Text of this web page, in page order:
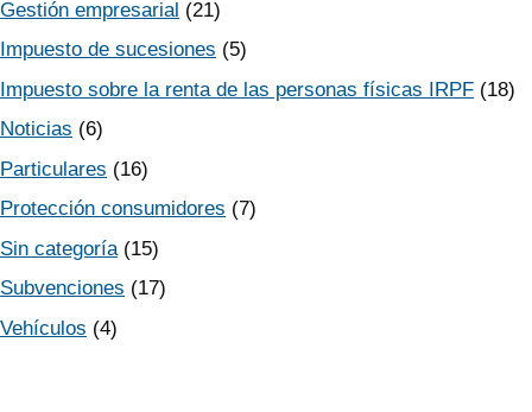
Gestión empresarial (21)
Impuesto de sucesiones (5)
Impuesto sobre la renta de las personas físicas IRPF (18)
Noticias (6)
Particulares (16)
Protección consumidores (7)
Sin categoría (15)
Subvenciones (17)
Vehículos (4)